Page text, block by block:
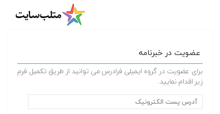
عضویت در خبرنامه
برای عضویت در گروه ایمیلی فرادرس می توانید از طریق تکمیل فرم
زیر اقدام نمایید.